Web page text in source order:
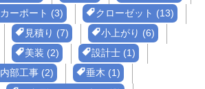
カーポート (3)
クローゼット (13)
見積り (7)
小上がり (6)
美装 (2)
設計士 (1)
内部工事 (2)
垂木 (1)